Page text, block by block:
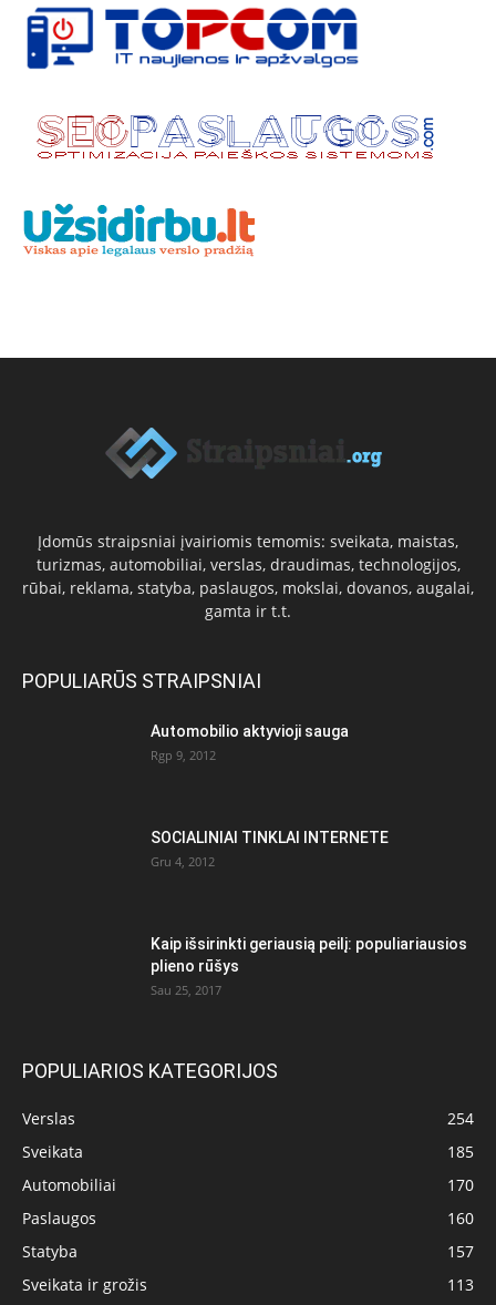
Įdomūs straipsniai įvairiomis temomis: sveikata, maistas,
turizmas, automobiliai, verslas, draudimas, technologijos,
rūbai, reklama, statyba, paslaugos, mokslai, dovanos, augalai,
gamta ir t.t.
POPULIARŪS STRAIPSNIAI
Automobilio aktyvioji sauga
Rgp 9, 2012
SOCIALINIAI TINKLAI INTERNETE
Gru 4, 2012
Kaip išsirinkti geriausią peilį: populiariausios
plieno rūšys
Sau 25, 2017
POPULIARIOS KATEGORIJOS
Verslas
254
Sveikata
185
Automobiliai
170
Paslaugos
160
Statyba
157
Sveikata ir grožis
113